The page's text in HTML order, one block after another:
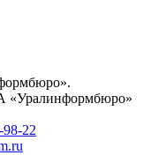
«Уралинформбюро»
22